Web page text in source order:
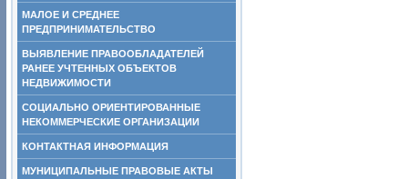
МАЛОЕ И СРЕДНЕЕ
ПРЕДПРИНИМАТЕЛЬСТВО
ВЫЯВЛЕНИЕ ПРАВООБЛАДАТЕЛЕЙ
РАНЕЕ УЧТЕННЫХ ОБЪЕКТОВ
НЕДВИЖИМОСТИ
СОЦИАЛЬНО ОРИЕНТИРОВАННЫЕ
НЕКОММЕРЧЕСКИЕ ОРГАНИЗАЦИИ
КОНТАКТНАЯ ИНФОРМАЦИЯ
МУНИЦИПАЛЬНЫЕ ПРАВОВЫЕ АКТЫ